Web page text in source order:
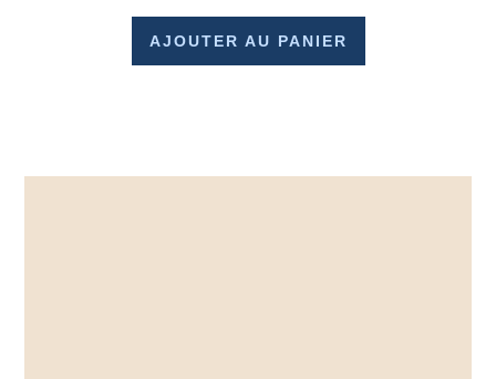
AJOUTER AU PANIER